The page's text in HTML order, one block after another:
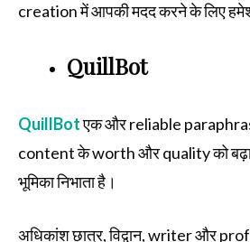
creation में आपकी मदद करने के लिए
QuillBot
QuillBotएक और reliable
content के worth और quality को
भूमिका निभाता है।
अधिकांश छात्र, विद्वान, writer और